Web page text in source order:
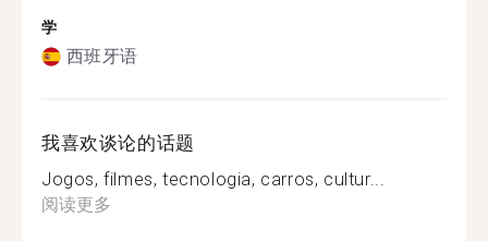
学
西班牙语
我喜欢谈论的话题
Jogos, filmes, tecnologia, carros, cultur...
阅读更多